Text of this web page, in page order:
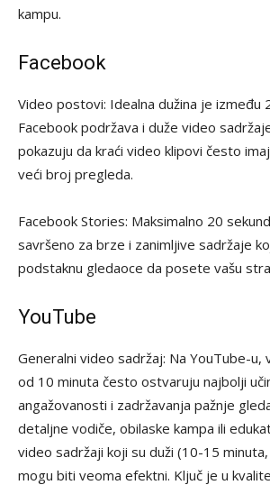
kampu.
Facebook
Video postovi: Idealna dužina je između
Facebook podržava i duže video
pokazuju da kraći video klipovi često
veći broj pregleda.
Facebook Stories: Maksimalno 20
savršeno za brze i zanimljive sadržaje
podstaknu gledaoce da posete vašu
YouTube
Generalni video sadržaj: Na YouTube-u,
od 10 minuta često ostvaruju najbolji
angažovanosti i zadržavanja pažnje
detaljne vodiče, obilaske kampa ili
video sadržaji koji su duži (10-15 minuta,
mogu biti veoma efektni. Ključ je u